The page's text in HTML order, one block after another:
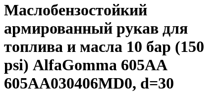
Маслобензостойкий
армированный рукав для
топлива и масла 10 бар (150
psi) AlfaGomma 605AA
605AA030406MD0, d=30